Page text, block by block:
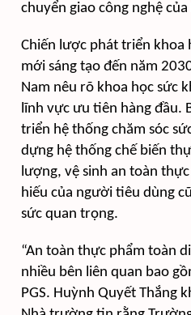
chuyển giao công nghệ
Chiến lược phát triển khoa
mới sáng tạo đến năm
Nam nêu rõ khoa học sức
lĩnh vực ưu tiên hàng đầu.
triển hệ thống chăm sóc
dựng hệ thống chế biến
lượng, vệ sinh an toàn
hiếu của người tiêu dùng
sức quan trọng.
“An toàn thực phẩm toàn
nhiều bên liên quan bao
PGS. Huỳnh Quyết Thắng